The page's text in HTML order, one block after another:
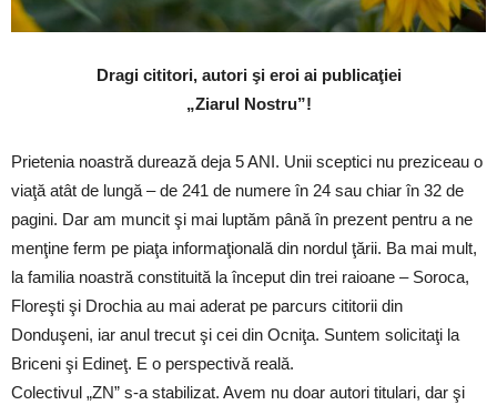
Dragi cititori, autori şi eroi ai publicaţiei
„Ziarul Nostru”!
Prietenia noastră durează deja 5 ANI. Unii sceptici nu preziceau o
viaţă atât de lungă – de 241 de numere în 24 sau chiar în 32 de
pagini. Dar am muncit şi mai luptăm până în prezent pentru a ne
menţine ferm pe piaţa informaţională din nordul ţării. Ba mai mult,
la familia noastră constituită la început din trei raioane – Soroca,
Floreşti şi Drochia au mai aderat pe parcurs cititorii din
Donduşeni, iar anul trecut şi cei din Ocniţa. Suntem solicitaţi la
Briceni şi Edineţ. E o perspectivă reală.
Colectivul „ZN” s-a stabilizat. Avem nu doar autori titulari, dar şi